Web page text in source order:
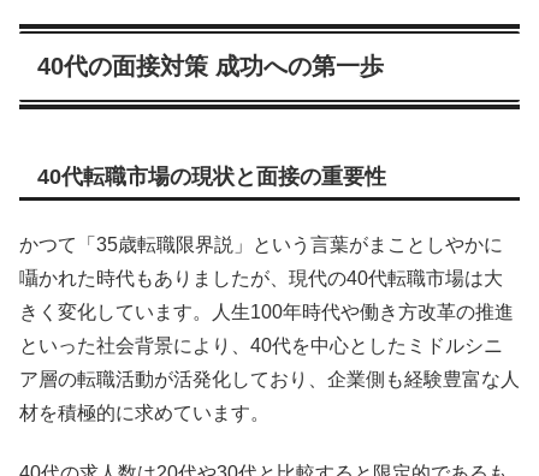
40代の面接対策 成功への第一歩
40代転職市場の現状と面接の重要性
かつて「35歳転職限界説」という言葉がまことしやかに
囁かれた時代もありましたが、現代の40代転職市場は大
きく変化しています。人生100年時代や働き方改革の推進
といった社会背景により、40代を中心としたミドルシニ
ア層の転職活動が活発化しており、企業側も経験豊富な人
材を積極的に求めています。